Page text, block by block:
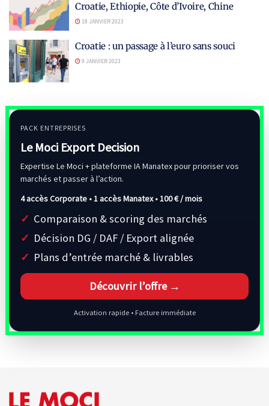
Croatie, Ethiopie, Côte d’Ivoire, Chine
18 JANVIER 2023
Croatie : un passage à l’euro sans souci
9 JANVIER 2023
PACK ENTREPRISES
Le Moci Export Decision
Expertise Le Moci + plateforme IA Manatex pour prioriser vos
marchés et passer à l’action.
4 accès Corporate • 1 accès Manatex •100 € / mois
Comparaison & scoring des marchés
Décision DG / DAF / Export alignée
Plans d’entrée marché & livrables
Découvrir l’offre →
Activation rapide • Facture immédiate